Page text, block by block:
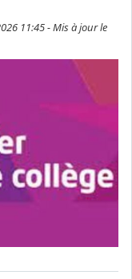
11:45 - Mis à jour le